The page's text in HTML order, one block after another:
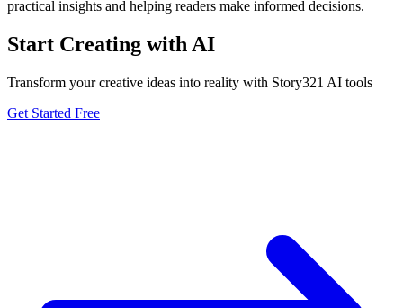
practical insights and helping readers make informed decisions.
Start Creating with AI
Transform your creative ideas into reality with Story321 AI tools
Get Started Free